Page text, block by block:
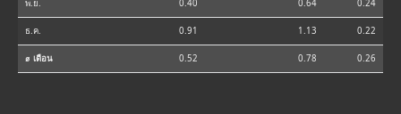
พ.ย. 0.40 0.64 0.24
ธ.ค. 0.91 1.13 0.22
⌀ เดือน 0.52 0.78 0.26